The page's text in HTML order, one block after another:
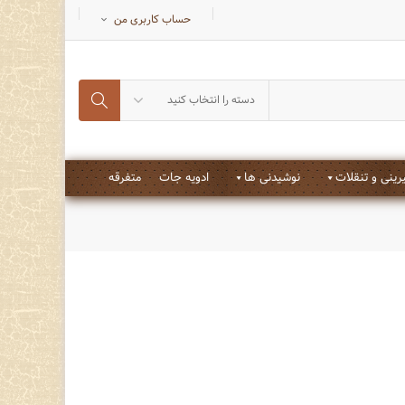
حساب کاربری من
دسته را انتخاب کنید
و تنقلات نوشیدنی ها ادویه جات متفرقه